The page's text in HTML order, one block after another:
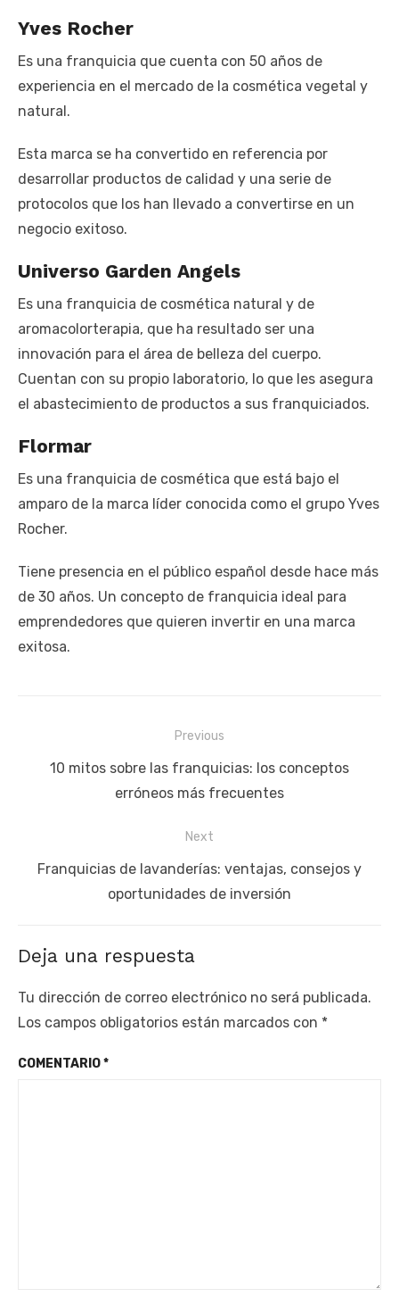
Yves Rocher
Es una franquicia que cuenta con 50 años de
experiencia en el mercado de la cosmética vegetal y
natural.
Esta marca se ha convertido en referencia por
desarrollar productos de calidad y una serie de
protocolos que los han llevado a convertirse en un
negocio exitoso.
Universo Garden Angels
Es una franquicia de cosmética natural y de
aromacolorterapia, que ha resultado ser una
innovación para el área de belleza del cuerpo.
Cuentan con su propio laboratorio, lo que les asegura
el abastecimiento de productos a sus franquiciados.
Flormar
Es una franquicia de cosmética que está bajo el
amparo de la marca líder conocida como el grupo Yves
Rocher.
Tiene presencia en el público español desde hace más
de 30 años. Un concepto de franquicia ideal para
emprendedores que quieren invertir en una marca
exitosa.
Previous
Previous
10 mitos sobre las franquicias: los conceptos
erróneos más frecuentes
Next
Next
Franquicias de lavanderías: ventajas, consejos y
oportunidades de inversión
Deja una respuesta
Tu dirección de correo electrónico no será publicada.
Los campos obligatorios están marcados con *
COMENTARIO*